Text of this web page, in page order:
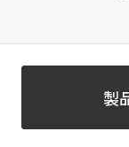
製